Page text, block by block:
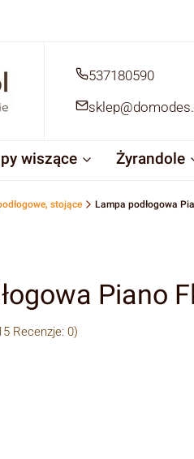
537180590
wiszące Żyrandole
stojące Lampa podłogowa
Piano
Recenzje: 0)